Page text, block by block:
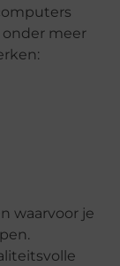
onder meer
waarvoor je